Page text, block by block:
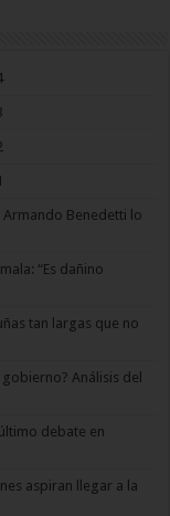
Benedetti lo
“Es dañino
tan largas que no
Análisis del
debate en
aspiran llegar a la